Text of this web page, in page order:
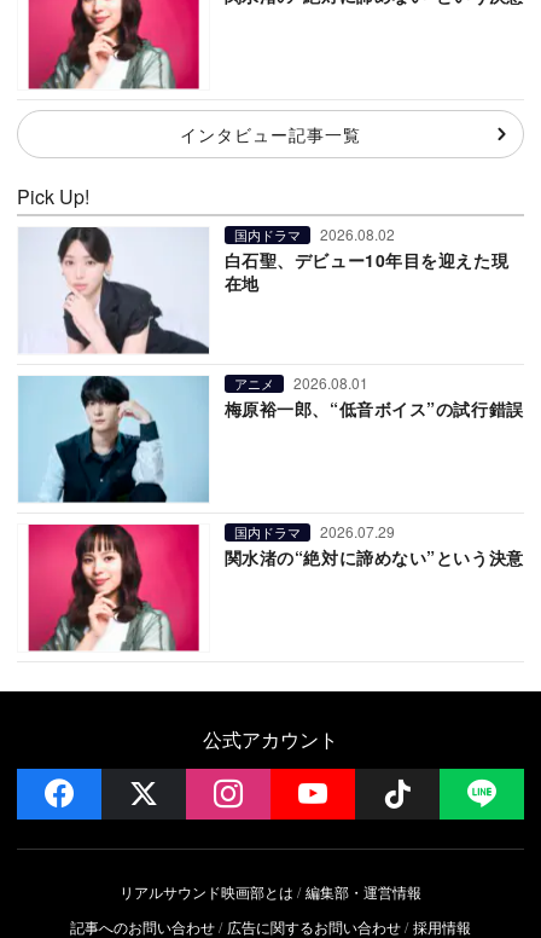
インタビュー記事一覧
Pick Up!
国内ドラマ 2026.08.02
白石聖、デビュー10年目を迎えた現
在地
アニメ 2026.08.01
梅原裕一郎、“低音ボイス”の試行錯誤
国内ドラマ 2026.07.29
関水渚の“絶対に諦めない”という決意
公式アカウント
facebook instagramYouTube Follow
リアルサウンド映画部とは
編集部・運営情報
記事へのお問い合わせ
広告に関するお問い合わせ 採用情報